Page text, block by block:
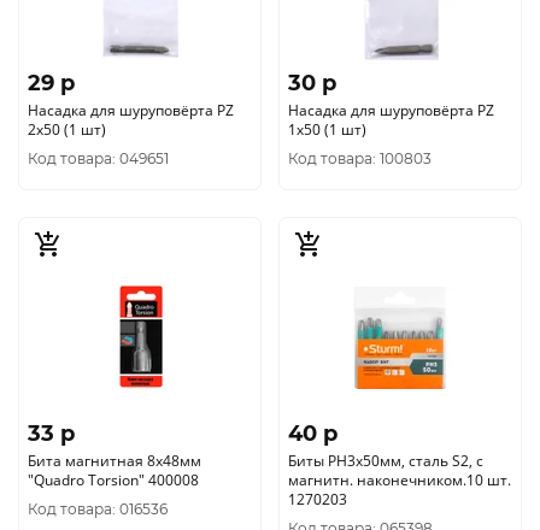
29 p
Насадка для шуруповёрта PZ
2x50 (1 шт)
Код товара: 049651
30 p
Насадка для шуруповёрта PZ
1x50 (1 шт)
Код товара: 100803
33 p
Бита магнитная 8х48мм
"Quadro Torsion" 400008
Код товара: 016536
40 p
Биты PH3х50мм, сталь S2, с
магнитн. наконечником.10 шт.
1270203